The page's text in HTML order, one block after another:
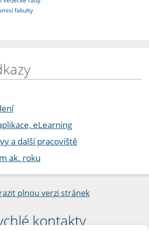
fakulty
eLearning
a další pracoviště
ak. roku
plnou verzi stránek
kontakty